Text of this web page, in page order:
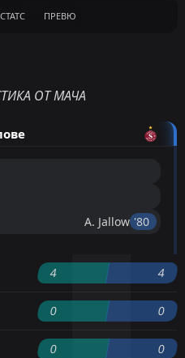
СТАТС ПРЕВЮ
ОТ МАЧА
A. Jallow '80 ︎
4 4
0 0
0 0